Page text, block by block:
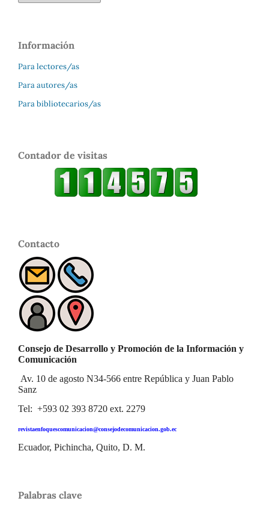
Información
Para lectores/as
Para autores/as
Para bibliotecarios/as
Contador de visitas
Contacto
Consejo de Desarrollo y Promoción de la Información y
Comunicación
Av. 10 de agosto N34-566 entre República y Juan Pablo
Sanz
Tel: +593 02 393 8720 ext. 2279
revistaenfoquescomunicacion@consejodecomunicacion.gob.ec
Ecuador, Pichincha, Quito, D. M.
Palabras clave